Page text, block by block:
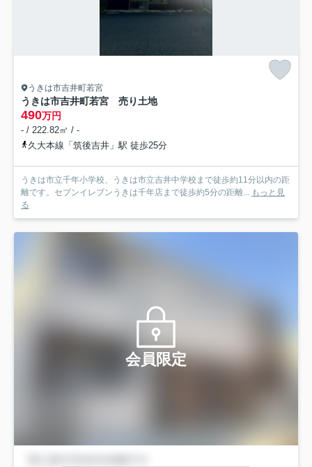
うきは市吉井町若宮
うきは市吉井町若宮 売り土地
490万円
- / 222.82㎡ / -
久大本線「筑後吉井」駅 徒歩25分
うきは市立千年小学校、うきは市立吉井中学校まで徒歩約11分以内の距
離です。セブンイレブンうきは千年店まで徒歩約5分の距離... もっと見
る
会員限定